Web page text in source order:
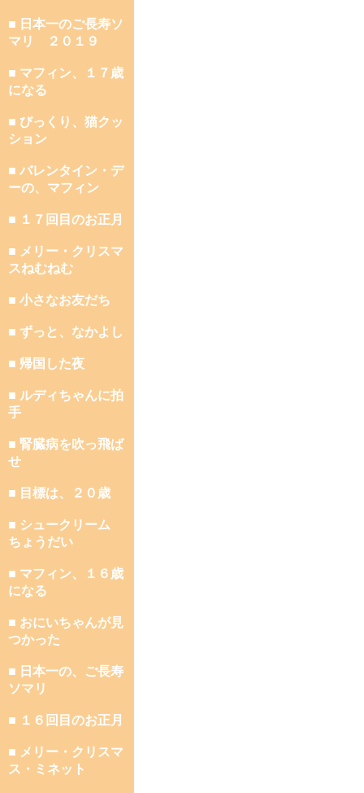
■ 日本一のご長寿ソ
マリ ２０１９
■ マフィン、１７歳
になる
■ びっくり、猫クッ
ション
■ バレンタイン・デ
ーの、マフィン
■ １７回目のお正月
■ メリー・クリスマ
スねむねむ
■ 小さなお友だち
■ ずっと、なかよし
■ 帰国した夜
■ ルディちゃんに拍
手
■ 腎臓病を吹っ飛ば
せ
■ 目標は、２０歳
■ シュークリーム
ちょうだい
■ マフィン、１６歳
になる
■ おにいちゃんが見
つかった
■ 日本一の、ご長寿
ソマリ
■ １６回目のお正月
■ メリー・クリスマ
ス・ミネット